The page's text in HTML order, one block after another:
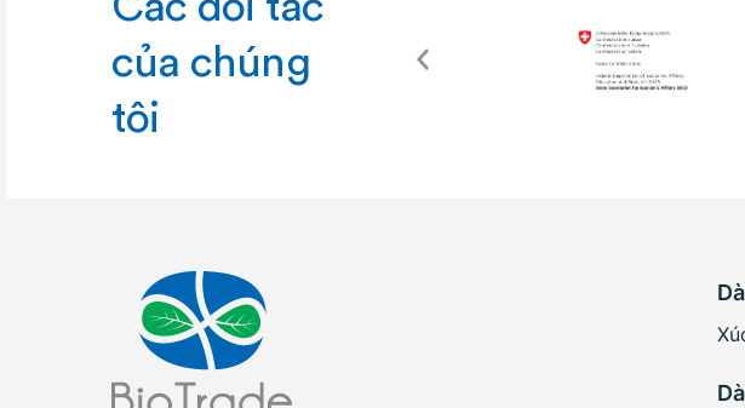
của chúng
tôi